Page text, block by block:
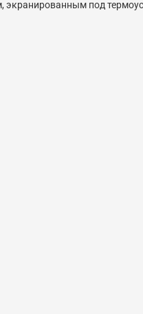
экранированным под